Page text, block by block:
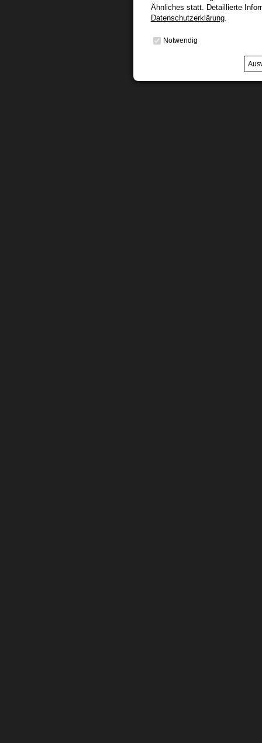
Ähnliches statt. Detaillierte
Datenschutzerklärung.
Notwendig